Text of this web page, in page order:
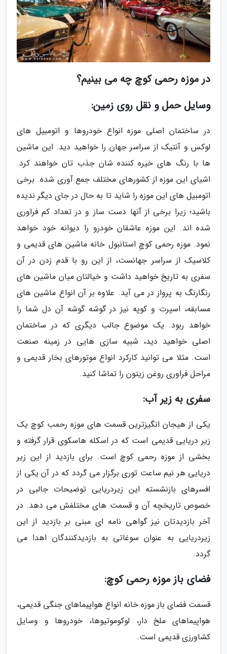
در موزه رحمی کوچ چه می بینیم؟
وسایل حمل و نقل روی زمین:
در ساختمان اصلی موزه انواع خودروها و اتومبیل های
لوکس و آنتیک از سراسر جهان را خواهید دید. این ماشین
ها با رنگ های خیره کننده شان جذب تان خواهند کرد.
اشیای این موزه از کشورهای مختلف جمع آوری شده. برخی
اتومبیل های این موزه را شاید تا به حال در جای دیگر ندیده
باشید؛ زیرا برخی از آنها دست ساز و در تعداد کم فراوری
شده اند. این موزه عاشقان خودرو را دیوانه خود خواهد
نمود. موزه رحمی کوچِ استانبول خانه ماشین های قدیمی و
کلاسیک از سراسر جهانست، از این رو با قدم زدن در آن
سفری به تاریخ خواهید داشت و خیالتان میان ماشین های
رنگارنگ به پرواز در می آید. علاوه بر آن انواع ماشین های
مسابقه، اسپرت و کوپه نیز در گوشه گوشه آن دل شما را
خواهد ربود. یک موضوع جالب دیگری که در ساختمان
اصلی خواهید دید، شبیه سازی هایی در زمینه صنعت
است. مثلا می توانید کارکرد انواع موتورهای بخار قدیمی و
مراحل فراوری روغن زیتون را تماشا کنید.
سفری به زیر آب:
یکی از هیجان انگیزترین قسمت های موزه رحمب کوچ یک
زیر دریایی قدیمی است که در اسکله هاسکوی قرار گرفته و
بخشی از موزه رحمی کوچ است. برای بازدید از این زیر
دریایی هر نیم ساعت توری برگزار می گردد که در آن یکی از
افسرهای بازنشسته این زیردریایی توضیحات جالبی در
خصوص تاریخچه آن و قسمت های مختلفش می دهد. در
آخر بازدیدتان نیز گواهی نامه ای مبنی بر بازدید از این
زیردریایی به عنوان سوغاتی به بازدیدکنندگان اهدا می
گردد.
فضای باز موزه رحمی کوچ:
قسمت فضای باز موزه خانه انواع هواپیماهای جنگی قدیمی،
هواپیماهای ملخ دار، لوکوموتیوها، خودروها و وسایل
کشاورزی قدیمی است.